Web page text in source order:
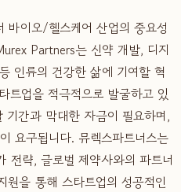
바이오/헬스케어 산업의 중요성
Partners는 신약 개발, 디지
인류의 건강한 삶에 기여할 혁
트업을 적극적으로 발굴하고 있
간과 막대한 자금이 필요하며,
요구됩니다. 뮤렉스파트너스는
전략, 글로벌 제약사와의 파트너
을 통해 스타트업의 성공적인